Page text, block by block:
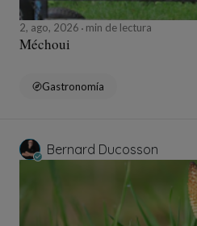
2, ago, 2026 min de lectura
Méchoui
Gastronomía
Bernard Ducosson